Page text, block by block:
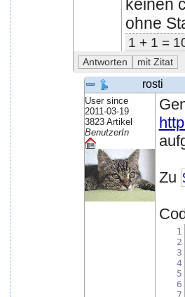
keinen
ohne
1 + 1 =
rosti
User since
2011-03-19
3823 Artikel
BenutzerIn
Zu
1
2
3
4
5
6
7